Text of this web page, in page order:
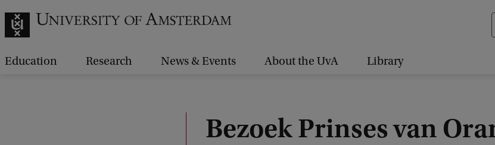
.
Education Research News & Events About the UvA Library
Bezoek Prinses van